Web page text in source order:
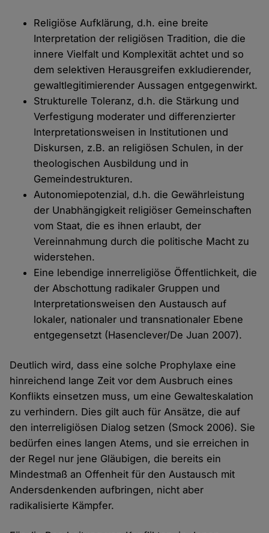
Religiöse Aufklärung, d.h. eine breite
Interpretation der religiösen Tradition, die die
innere Vielfalt und Komplexität achtet und so
dem selektiven Herausgreifen exkludierender,
gewaltlegitimierender Aussagen entgegenwirkt.
Strukturelle Toleranz, d.h. die Stärkung und
Verfestigung moderater und differenzierter
Interpretationsweisen in Institutionen und
Diskursen, z.B. an religiösen Schulen, in der
theologischen Ausbildung und in
Gemeindestrukturen.
Autonomiepotenzial, d.h. die Gewährleistung
der Unabhängigkeit religiöser Gemeinschaften
vom Staat, die es ihnen erlaubt, der
Vereinnahmung durch die politische Macht zu
widerstehen.
Eine lebendige innerreligiöse Öffentlichkeit, die
der Abschottung radikaler Gruppen und
Interpretationsweisen den Austausch auf
lokaler, nationaler und transnationaler Ebene
entgegensetzt (Hasenclever/De Juan 2007).
Deutlich wird, dass eine solche Prophylaxe eine
hinreichend lange Zeit vor dem Ausbruch eines
Konflikts einsetzen muss, um eine Gewalteskalation
zu verhindern. Dies gilt auch für Ansätze, die auf
den interreligiösen Dialog setzen (Smock 2006). Sie
bedürfen eines langen Atems, und sie erreichen in
der Regel nur jene Gläubigen, die bereits ein
Mindestmaß an Offenheit für den Austausch mit
Andersdenkenden aufbringen, nicht aber
radikalisierte Kämpfer.